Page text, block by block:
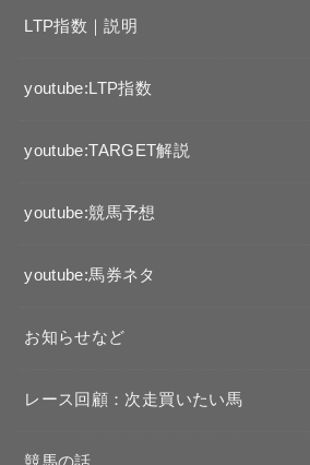
LTP指数｜説明
youtube:LTP指数
youtube:TARGET解説
youtube:競馬予想
youtube:馬券ネタ
お知らせなど
レース回顧：次走買いたい馬